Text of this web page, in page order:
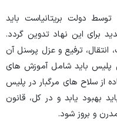
۴- قانون پلیس که مصوب سال ۱۸۶۱ توسط دولت بریتانیاست باید
این نهاد تدوین گردد.
ترفیع و عزل پرسنل آن
پلیس باید شامل آموزش های
از سلاح های مرگبار در پلیس
بهبود یابد و در کل، قانون
و بروز شود.